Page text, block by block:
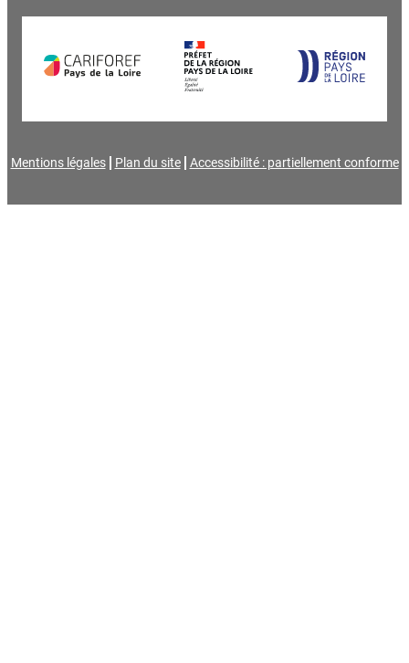
Mentions légales Plan du site Accessibilité : partiellement conforme